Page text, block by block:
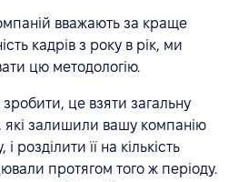
вважають за краще
кадрів з року в рік, ми
цю методологію.
це взяти загальну
які залишили вашу компанію
розділити її на кількість
протягом того ж періоду.